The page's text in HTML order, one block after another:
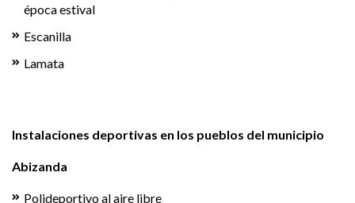
época estival
Escanilla
Lamata
Instalaciones deportivas en los pueblos del municipio
Abizanda
Polideportivo al aire libre